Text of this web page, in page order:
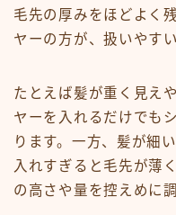
毛先の厚みをほどよく
ヤーの方が、扱いやす
たとえば髪が重く見え
ヤーを入れるだけでも
ります。一方、髪が細
入れすぎると毛先が薄
の高さや量を控えめに